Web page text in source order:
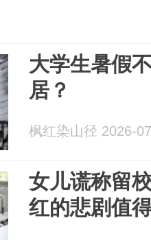
大学生暑假
居？
枫红染山径 2026-
女儿谎称留
红的悲剧值